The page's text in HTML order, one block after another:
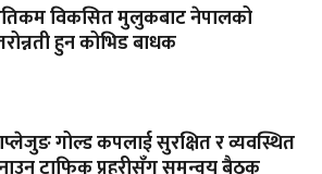
विकसित मुलुकबाट नेपालको
हुन कोभिड बाधक
गोल्ड कपलाई सुरक्षित र व्यवस्थित